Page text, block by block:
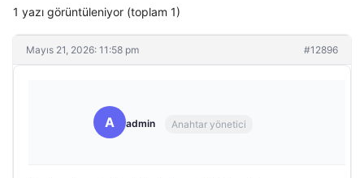
1 yazı görüntüleniyor (toplam 1)
Mayıs 21, 2026: 11:58 pm #12896
A admin Anahtar yönetici